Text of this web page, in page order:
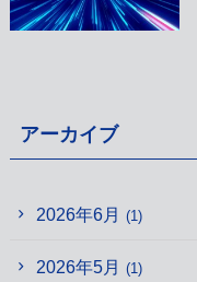
アーカイブ
2026年6月 (1)
2026年5月 (1)